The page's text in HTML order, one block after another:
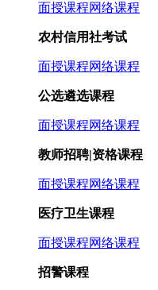
面授课程网络课程
农村信用社考试
面授课程网络课程
公选遴选课程
面授课程网络课程
教师招聘|资格课程
面授课程网络课程
医疗卫生课程
面授课程网络课程
招警课程